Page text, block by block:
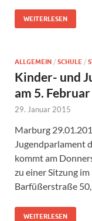
WEITERLESEN
ALLGEMEIN / SCHULE /
Kinder- und
am 5. Februar
29. Januar 2015
Marburg
Jugendparlament
kommt am
zu einer Sitzung
Barfüßerstraße
WEITERLESEN